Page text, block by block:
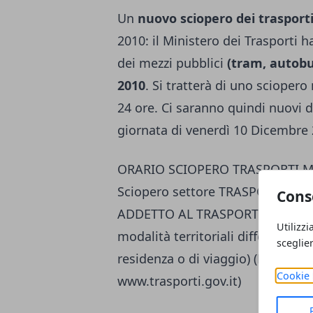
Cookie
Un nuovo sciopero dei
2010: il Ministero dei Trasporti
dei mezzi pubblici (tram,
2010. Si tratterà di uno
24 ore. Ci saranno quindi nuovi
giornata di venerdì 10 Dicembre
ORARIO SCIOPERO TRASPORTI
Sciopero settore TRASPORTO
ADDETTO AL TRASPORTO
modalità territoriali differenti
residenza o di viaggio) (Fonte:
www.trasporti.gov.it)